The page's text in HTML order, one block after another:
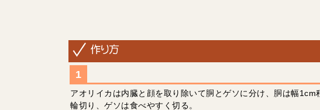
アオリイカは内臓と顔を取り除いて胴とゲソに分け、胴は幅1cm
輪切り、ゲソは食べやすく切る。